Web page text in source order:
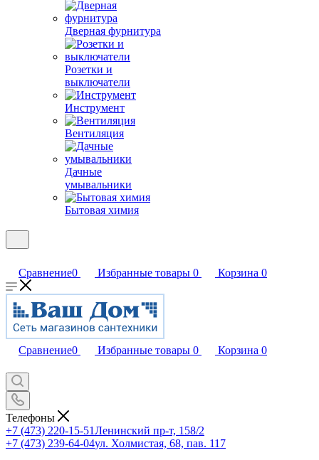
Дверная фурнитура
Розетки и
выключатели
Инструмент
Вентиляция
Дачные
умывальники
Бытовая химия
Сравнение0 Избранные товары 0 Корзина 0
Сравнение0 Избранные товары 0 Корзина 0
Телефоны
+7 (473) 220-15-51Ленинский пр-т, 158/2
+7 (473) 239-64-04ул. Холмистая, 68, пав. 117